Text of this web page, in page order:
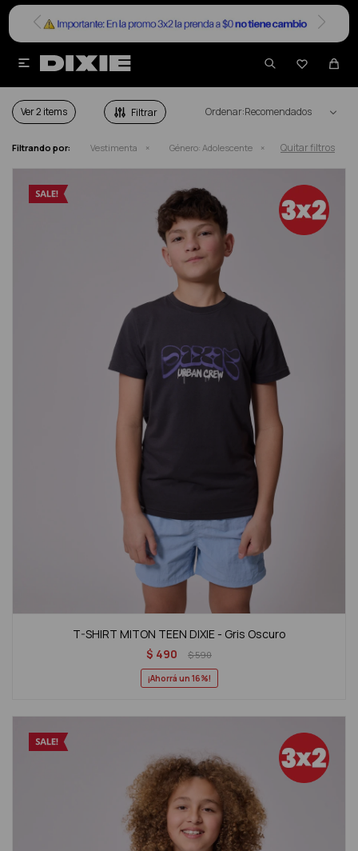


VESTIMENTA ADOLESCENTE EN SALE
Ver Recomendados
Filtrando por: Vestimenta Género: Adolescente Quitar filtros
T-SHIRT MITON TEEN DIXIE - Gris Oscuro
$ 490 $590
16